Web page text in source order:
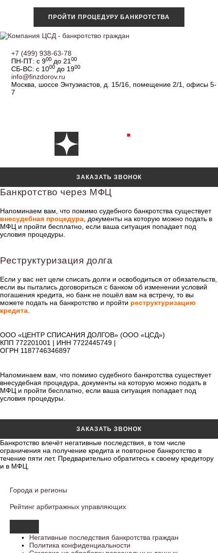
ПРОЙТИ ПРОЦЕДУРУ БАНКРОТСТВА
+7 (499) 938-63-78
ПН-ПТ: с 900до 21 00
СБ-ВС: с 1000до 1900
info@finzdorov.ru
Москва, шоссе Энтузиастов, д. 15/16, помещение 2/1, офисы 5-
7
ЗАКАЗАТЬ ЗВОНОК
Банкротство через МФЦ
Напоминаем вам, что помимо судебного банкротства существует
внесудебная процедура , документы на которую можно подать в
МФЦ и пройти бесплатно, если ваша ситуация попадает под
условия процедуры.
Реструктуризация долга
Если у вас нет цели списать долги и освободиться от обязательств,
если вы пытались договориться с банком об изменении условий
погашения кредита, но банк не пошёл вам на встречу, то вы
можете подать на банкротство и пройти реструктуризацию
кредита
ООО «ЦЕНТР СПИСАНИЯ ДОЛГОВ» (ООО «ЦСД»)
КПП 772201001 | ИНН 7722445749 |
ОГРН 1187746346897
Напоминаем вам, что помимо судебного банкротства существует
внесудебная процедура, документы на которую можно подать в
МФЦ и пройти бесплатно, если ваша ситуация попадает под
условия процедуры.
ЗАКАЗАТЬ ЗВОНОК
Банкротство влечёт негативные последствия, в том числе
ограничения на получение кредита и повторное банкротство в
течение пяти лет. Предварительно обратитесь к своему кредитору
и в МФЦ.
Города и регионы
Рейтинг арбитражных управляющих
Негативные последствия банкротства граждан
Политика конфиденциальности